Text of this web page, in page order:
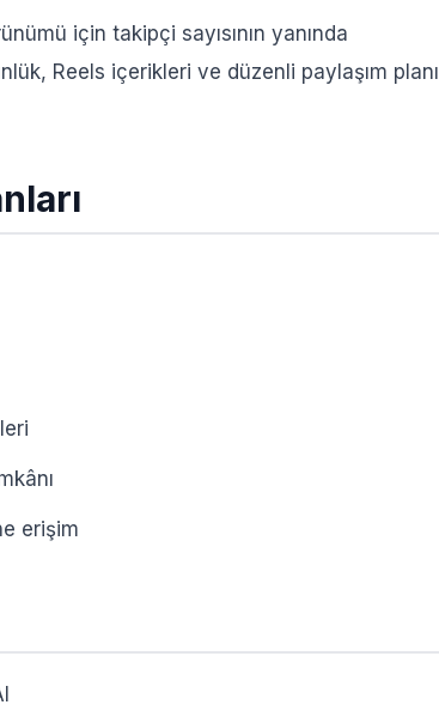
için takipçi sayısının yanında
Reels içerikleri ve düzenli paylaşım planı
erişim